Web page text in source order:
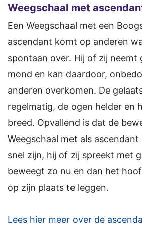
Weegschaal met
Een Weegschaal met een
ascendant komt op anderen
spontaan over. Hij of zij neemt
mond en kan daardoor,
anderen overkomen. De
regelmatig, de ogen helder en
breed. Opvallend is dat de
Weegschaal met als
snel zijn, hij of zij spreekt met
beweegt zo nu en dan het
op zijn plaats te leggen.
Lees hier meer over de